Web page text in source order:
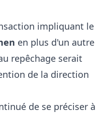
impliquant le
en plus d'un autre
repêchage serait
de la direction
de se préciser à